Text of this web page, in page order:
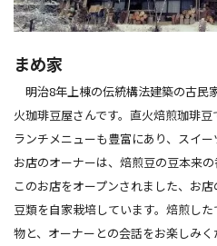
まめ家
明治8年上棟の伝統構法建築の古民
火珈琲豆屋さんです。直火焙煎珈琲
ランチメニューも豊富にあり、スイー
お店のオーナーは、焙煎豆の豆本来の
このお店をオープンされました、お
豆類を自家栽培しています。焙煎し
物と、オーナーとの会話をお楽しみく